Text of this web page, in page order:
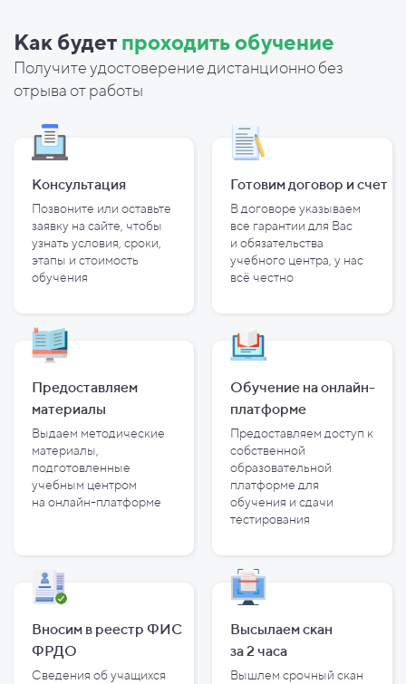
Как будет проходить обучение
Получите удостоверение дистанционно без
отрыва от работы
Консультация
Позвоните или оставьте
заявку на сайте, чтобы
узнать условия, сроки,
этапы и стоимость
обучения
Готовим договор и счет
В договоре указываем
все гарантии для Вас
и обязательства
учебного центра, у нас
всё честно
Предоставляем
материалы
Выдаем методические
материалы,
подготовленные
учебным центром
на онлайн-платформе
Обучение на онлайн-
платформе
Предоставляем доступ к
собственной
образовательной
платформе для
обучения и сдачи
тестирования
Вносим в реестр ФИС
ФРДО
Сведения об учащихся
Высылаем скан
за2 часа
Вышлем срочный скан